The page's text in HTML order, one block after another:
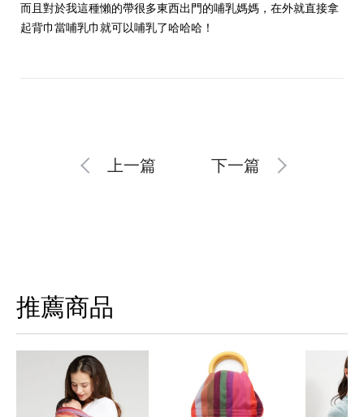
而且對於我這種懶的帶很多東西出門的哺乳媽媽，在外就直接拿
起背巾當哺乳巾就可以哺乳了哈哈哈！
上一篇 下一篇
推薦商品